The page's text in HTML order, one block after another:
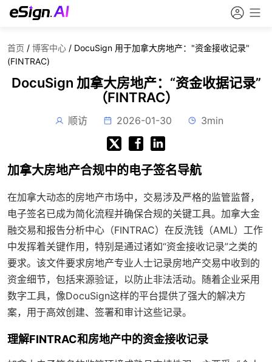
首页 / 博客中心 / DocuSign 用于加拿大房地产："资金接收记录"
(FINTRAC)
DocuSign 加拿大房地产：“资金收据记录”
（FINTRAC）
顺访 2026-01-30 3min
加拿大房地产合规中的电子签名导航
在加拿大动态的房地产市场中，交易涉及严格的监管监督，
电子签名已成为简化流程并确保合规的关键工具。加拿大金
融交易和报告分析中心（FINTRAC）在反洗钱（AML）工作
中发挥着关键作用，特别是通过诸如“资金接收记录”之类的
要求。该文件要求房地产专业人士记录房地产交易中收到的
资金细节，包括来源验证，以防止非法活动。随着企业采用
数字工具，像DocuSign这样的平台提供了强大的解决方
案，用于高效创建、签署和审计这些记录。
理解FINTRAC和房地产中的资金接收记录